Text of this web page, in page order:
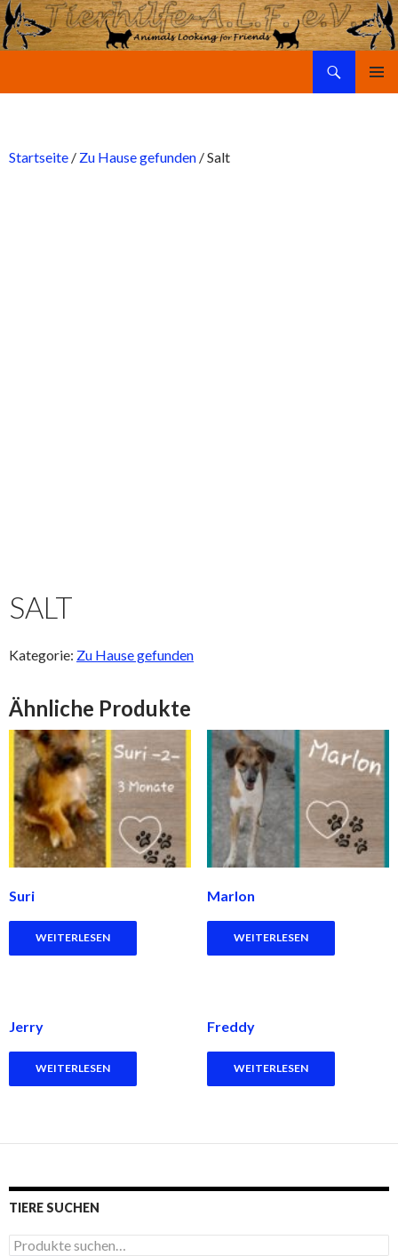
Startseite / Zu Hause gefunden / Salt
SALT
Kategorie: Zu Hause gefunden
Ähnliche Produkte
Suri
WEITERLESEN
Marlon
WEITERLESEN
Jerry
WEITERLESEN
Freddy
WEITERLESEN
TIERE SUCHEN
Suche